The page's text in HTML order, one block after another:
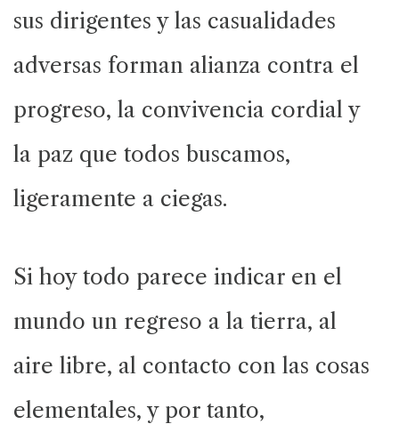
sus dirigentes y las casualidades
adversas forman alianza contra el
progreso, la convivencia cordial y
la paz que todos buscamos,
ligeramente a ciegas.
Si hoy todo parece indicar en el
mundo un regreso a la tierra, al
aire libre, al contacto con las cosas
elementales, y por tanto,